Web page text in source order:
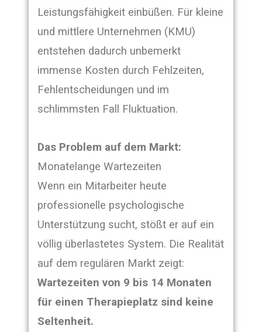
Leistungsfähigkeit einbüßen. Für kleine
und mittlere Unternehmen (KMU)
entstehen dadurch unbemerkt
immense Kosten durch Fehlzeiten,
Fehlentscheidungen und im
schlimmsten Fall Fluktuation.
Das Problem auf dem Markt:
Monatelange Wartezeiten
Wenn ein Mitarbeiter heute
professionelle psychologische
Unterstützung sucht, stößt er auf ein
völlig überlastetes System. Die Realität
auf dem regulären Markt zeigt:
Wartezeiten von 9 bis 14 Monaten
für einen Therapieplatz sind keine
Seltenheit.